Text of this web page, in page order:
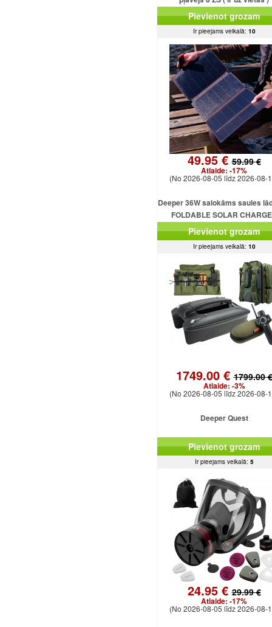
Pievienot grozam
Ir pieejams veikalā: 10
49.95 €59.99 €
Atlaide: -17%
(No 2026-08-05 līdz 2026-08-
Deeper 36W salokāms saules
FOLDABLE SOLAR
DEEPER 36W
Pievienot grozam
Ir pieejams veikalā: 10
1749.00 €1799.00 €
Atlaide: -3%
(No 2026-08-05 līdz 2026-08-
Deeper Quest
Pievienot grozam
Ir pieejams veikalā: 5
24.95 €29.99 €
Atlaide: -17%
(No 2026-08-05 līdz 2026-08-